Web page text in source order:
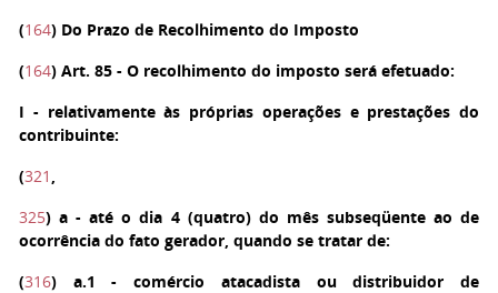
(164) Do Prazo de Recolhimento do Imposto
(164) Art. 85 - O recolhimento do imposto será efetuado:
I - relativamente às próprias operações e prestações do
contribuinte:
(321 ,
325)a - até o dia 4 (quatro) do mês subseqüente ao de
ocorrência do fato gerador, quando se tratar de:
(316) a.1 - comércio atacadista ou distribuidor de